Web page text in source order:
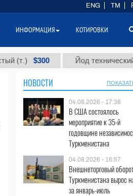
$300 Йод технический марки
НОВОСТИ
04.08.2026 - 17:38
В США состоялось
мероприятие к 35-й
годовщине
Туркменистана
04.08.2026 - 16:57
Внешнеторговый
Туркменистана вырос
за январь-июль
ENG TM
ИНФОРМАЦИЯ КОТИРОВКИ